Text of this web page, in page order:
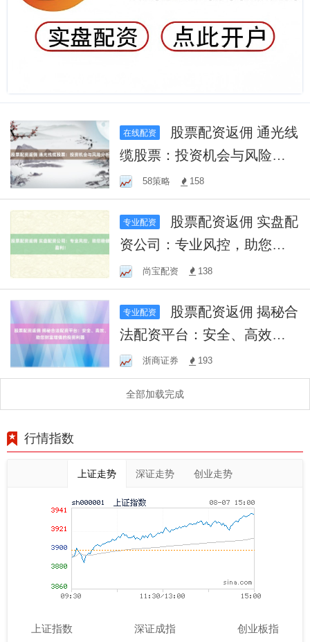
在线配资
缆股票：投资机会与风险分
析
58策略 158
专业配资
资公司：专业风控，助您稳
健盈利！
尚宝配资 138
专业配资
法配资平台：安全、高效、
助您财富增值的投资利器
浙商证券 193
全部加载完成
行情指数
上证走势 深证走势 创业走势
上证指数 深证成指 创业板指